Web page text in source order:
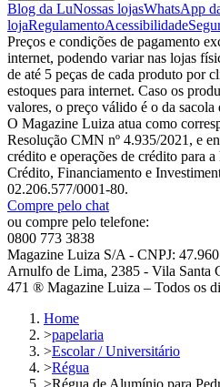
Blog da LuNossas lojasWhatsApp
lojaRegulamentoAcessibilidade
Preços e condições de pagamento
internet, podendo variar nas lojas
de até 5 peças de cada produto por
estoques para internet. Caso os
valores, o preço válido é o da sacola
O Magazine Luiza atua como
Resolução CMN nº 4.935/2021, e
crédito e operações de crédito para
Crédito, Financiamento e
02.206.577/0001-80.
Compre pelo chat
ou compre pelo telefone:
0800 773 3838
Magazine Luiza S/A - CNPJ:
Arnulfo de Lima, 2385 - Vila Santa
471 ® Magazine Luiza – Todos os
Home
>papelaria
>Escolar / Universitário
>Régua